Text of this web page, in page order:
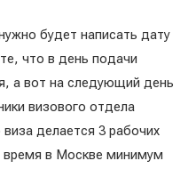
будет написать дату
что в день подачи
а вот на следующий день
визового отдела
делается 3 рабочих
время в Москве минимум